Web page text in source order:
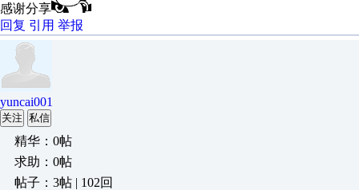
感谢分享
回复 引用 举报
yuncai001
关注 私信
精华：0帖
求助：0帖
帖子：3帖 | 102回